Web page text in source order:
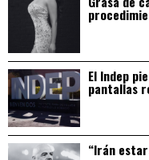
El Indep
pantallas
“Irán